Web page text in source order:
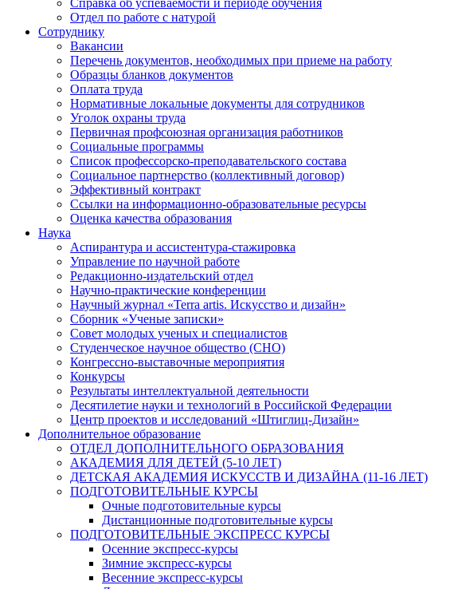
Справка об успеваемости и периоде обучения
Отдел по работе с натурой
Сотруднику
Вакансии
Перечень документов, необходимых при приеме на работу
Образцы бланков документов
Оплата труда
Нормативные локальные документы для сотрудников
Уголок охраны труда
Первичная профсоюзная организация работников
Социальные программы
Список профессорско-преподавательского состава
Социальное партнерство (коллективный договор)
Эффективный контракт
Ссылки на информационно-образовательные ресурсы
Оценка качества образования
Наука
Аспирантура и ассистентура-стажировка
Управление по научной работе
Редакционно-издательский отдел
Научно-практические конференции
Научный журнал «Terra artis. Искусство и дизайн»
Сборник «Ученые записки»
Совет молодых ученых и специалистов
Студенческое научное общество (СНО)
Конгрессно-выставочные мероприятия
Конкурсы
Результаты интеллектуальной деятельности
Десятилетие науки и технологий в Российской Федерации
Центр проектов и исследований «Штиглиц-Дизайн»
Дополнительное образование
ОТДЕЛ ДОПОЛНИТЕЛЬНОГО ОБРАЗОВАНИЯ
АКАДЕМИЯ ДЛЯ ДЕТЕЙ (5-10 ЛЕТ)
ДЕТСКАЯ АКАДЕМИЯ ИСКУССТВ И ДИЗАЙНА (11-16 ЛЕТ)
ПОДГОТОВИТЕЛЬНЫЕ КУРСЫ
Очные подготовительные курсы
Дистанционные подготовительные курсы
ПОДГОТОВИТЕЛЬНЫЕ ЭКСПРЕСС КУРСЫ
Осенние экспресс-курсы
Зимние экспресс-курсы
Весенние экспресс-курсы